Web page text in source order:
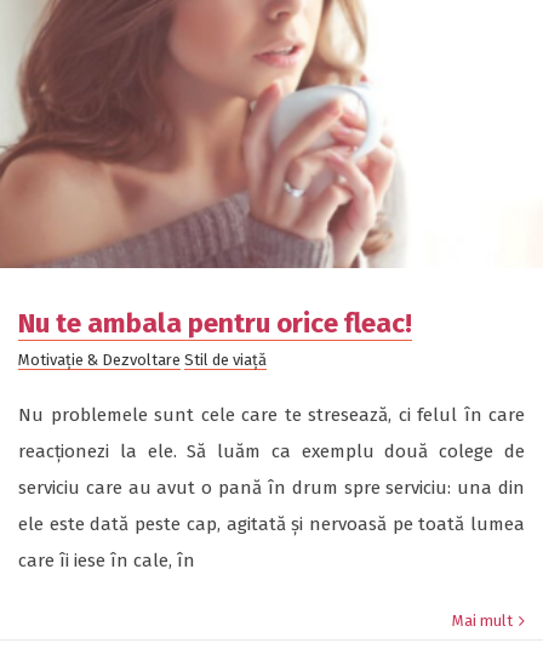
Nu te ambala pentru orice fleac!
Motivație & Dezvoltare Stil de viață
Nu problemele sunt cele care te stresează, ci felul în care
reacționezi la ele. Să luăm ca exemplu două colege de
serviciu care au avut o pană în drum spre serviciu: una din
ele este dată peste cap, agitată și nervoasă pe toată lumea
care îi iese în cale, în
Mai mult